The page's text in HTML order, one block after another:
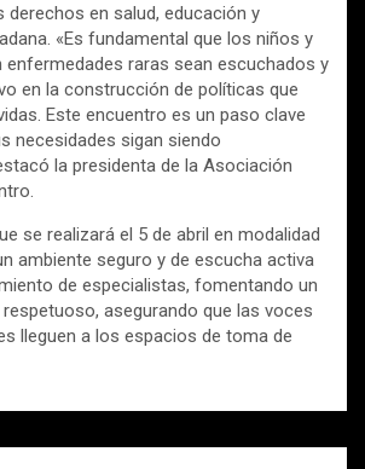
derechos en salud, educación y
«Es fundamental que los niños y
raras sean escuchados y
en la construcción de políticas que
Este encuentro es un paso clave
necesidades sigan siendo
la presidenta de la Asociación
se realizará el 5 de abril en modalidad
ambiente seguro y de escucha activa
de especialistas, fomentando un
asegurando que las voces
lleguen a los espacios de toma de